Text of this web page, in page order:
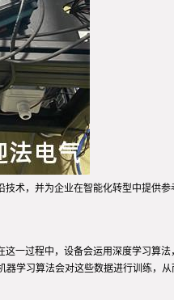
术，并为企业在智能化转型中提供参
一过程中，设备会运用深度学习算法
学习算法会对这些数据进行训练，